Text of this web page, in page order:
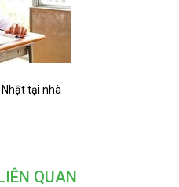
tại nhà
QUAN